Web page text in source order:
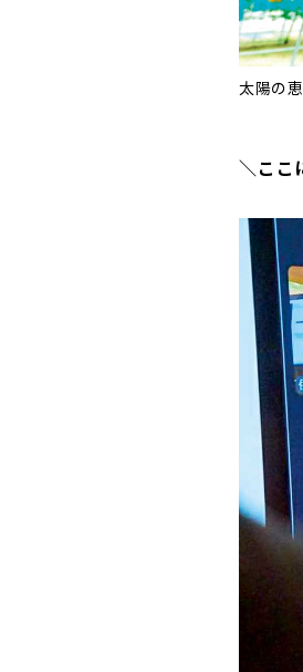
太陽の
＼ここ